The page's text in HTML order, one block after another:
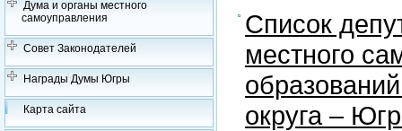
Дума и органы местного
самоуправления
Совет Законодателей
Награды Думы Югры
Карта сайта
Список
местного
округа –